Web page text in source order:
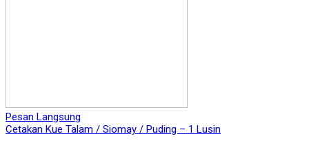
Pesan Langsung
Cetakan Kue Talam / Siomay / Puding – 1 Lusin